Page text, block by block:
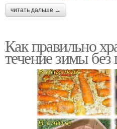
читать дальше →
Как правильно
течение зимы без